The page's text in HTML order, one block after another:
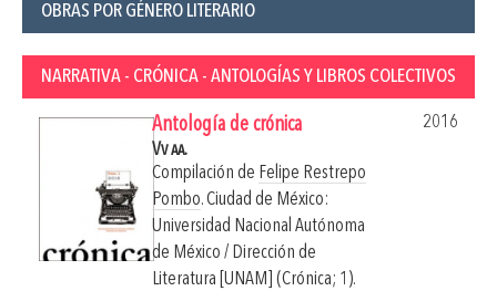
OBRAS POR GÉNERO LITERARIO
NARRATIVA - CRÓNICA - ANTOLOGÍAS Y LIBROS COLECTIVOS
Antología de crónica
2016
Vv aa.
Compilación de Felipe Restrepo
Pombo.Ciudad de México:
Universidad Nacional Autónoma
de México / Dirección de
Literatura [UNAM] (Crónica; 1).